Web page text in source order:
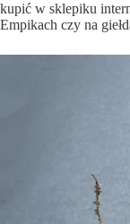
kupić w sklepiku
Empikach czy na